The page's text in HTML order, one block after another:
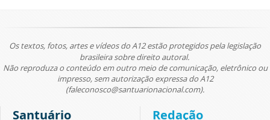
Os textos, fotos, artes e vídeos do A12 estão protegidos pela legislação
brasileira sobre direito autoral.
Não reproduza o conteúdo em outro meio de comunicação, eletrônico ou
impresso, sem autorização expressa do A12
(faleconosco@santuarionacional.com).
Santuário Redação